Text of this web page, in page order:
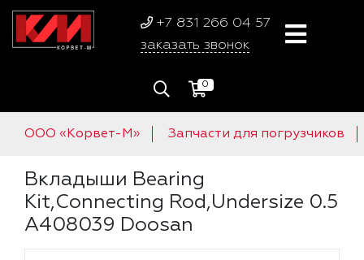
+7 831 266 04 57
заказать звонок
0
ООО «Корвет-М» Запчасти для погрузчиков
Вкладыши Bearing
Kit,Connecting Rod,Undersize 0.5
A408039 Doosan